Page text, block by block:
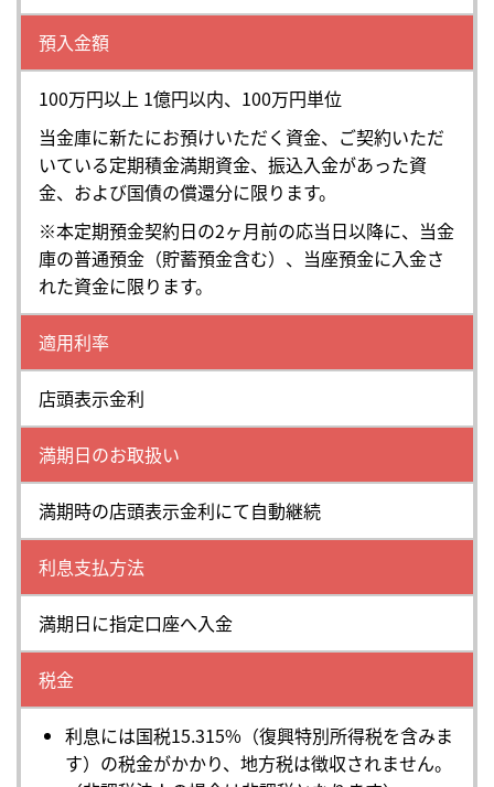
預入金額
100万円以上 1億円以内、100万円単位
当金庫に新たにお預けいただく資金、ご契約いただ
いている定期積金満期資金、振込入金があった資
金、および国債の償還分に限ります。
※本定期預金契約日の2ヶ月前の応当日以降に、当金
庫の普通預金（貯蓄預金含む）、当座預金に入金さ
れた資金に限ります。
適用利率
店頭表示金利
満期日のお取扱い
満期時の店頭表示金利にて自動継続
利息支払方法
満期日に指定口座へ入金
税金
利息には国税15.315%（復興特別所得税を含みま
す）の税金がかかり、地方税は徴収されません。